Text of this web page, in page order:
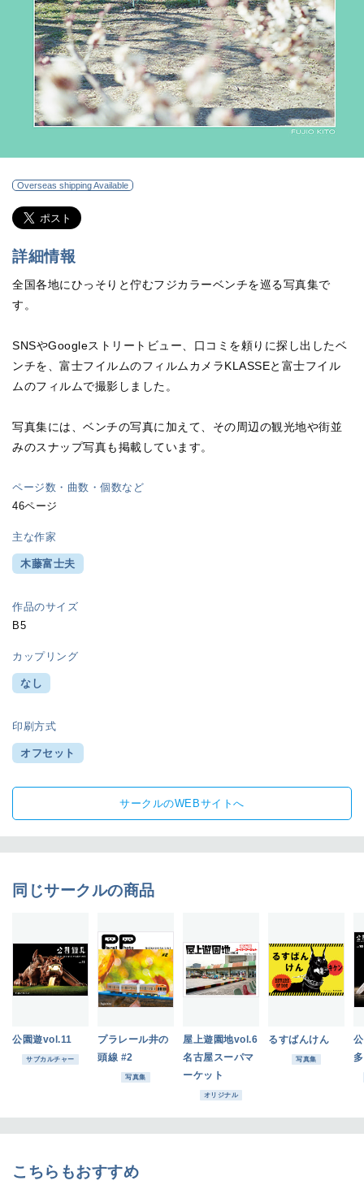
Overseas shipping Available
詳細情報
全国各地にひっそりと佇むフジカラーベンチを巡る写真集で
す。
SNSやGoogleストリートビュー、口コミを頼りに探し出したベ
ンチを、富士フイルムのフィルムカメラKLASSEと富士フイル
ムのフィルムで撮影しました。
写真集には、ベンチの写真に加えて、その周辺の観光地や街並
みのスナップ写真も掲載しています。
ページ数・曲数・個数など
46ページ
主な作家
木藤富士夫
作品のサイズ
B5
カップリング
なし
印刷方式
オフセット
サークルのWEBサイトへ
同じサークルの商品
公園遊vol.11
サブカルチャー
プラレール井の
頭線 #2
写真集
屋上遊園地vol.6
名古屋スーパマ
ーケット
オリジナル
るすばんけん
写真集
こちらもおすすめ